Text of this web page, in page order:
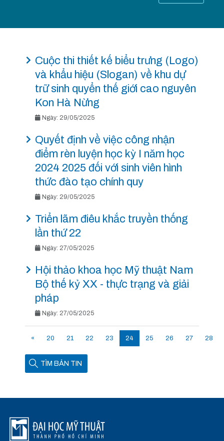
Cuộc thi thiết kế biểu trưng (Logo)
và khẩu hiệu (Slogan) về khu dự
trữ sinh quyển thế giới cao nguyên
Kon Hà Nừng
Ngày: 29/05/2025
Quyết định về việc công nhận
điểm rèn luyện học kỳ I năm học
2024 2025 đối với sinh viên hình
thức đào tạo chính quy
Ngày: 29/05/2025
Triển lãm điêu khắc truyền thống
lần thứ 22
Ngày: 27/05/2025
Hội thảo khoa học Mỹ thuật Nam
Bộ thế kỷ XX - thực trạng và giải
pháp
Ngày: 27/05/2025
« 20 21 22 23 24 25 26 27 28
TÌM BẢN TIN